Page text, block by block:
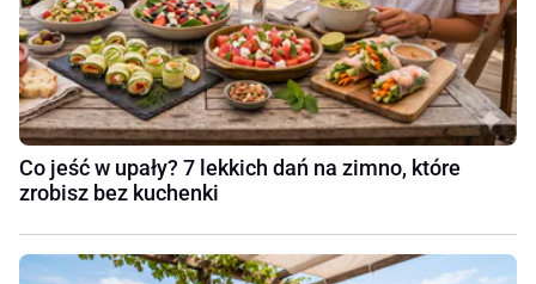
Co jeść w upały? 7 lekkich dań na zimno, które
zrobisz bez kuchenki